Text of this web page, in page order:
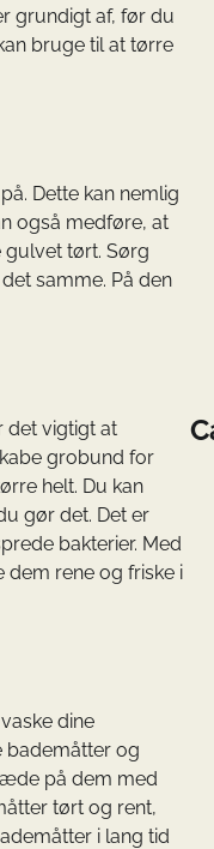
grundigt af, før du
bruge til at tørre
Dette kan nemlig
også medføre, at
tørt. Sørg
samme. På den
det vigtigt at
grobund for
helt. Du kan
gør det. Det er
bakterier. Med
rene og friske i
dine
bademåtter og
på dem med
tørt og rent,
i lang tid